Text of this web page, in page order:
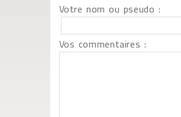
Votre nom ou pseudo :
Vos commentaires :